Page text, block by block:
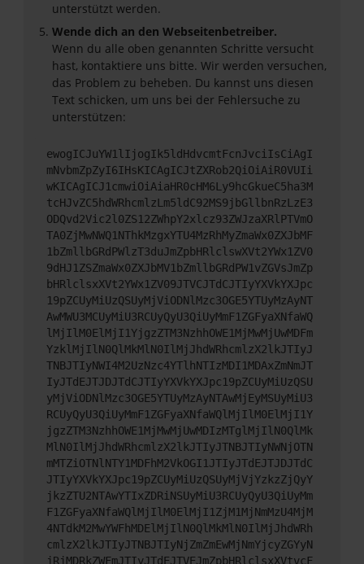
unterstützt werden.
Wende dich an den Webseitenbetreiber.
Wenn du alle oben genannten Schritte versucht
hast, kontaktiere uns bitte. Wir werden versuchen,
das Problem zu beheben. Du kannst uns diesen
Text schicken, um uns bei der Fehlersuche zu
unterstützen:
ewogICJuYW1lIjogIk5ldHdvcmtFcnJvciIsCiAgI
mNvbmZpZyI6IHsKICAgICJtZXRob2QiOiAiR0VUIi
wKICAgICJ1cmwiOiAiaHR0cHM6Ly9hcGkueC5ha3M
tcHJvZC5hdWRhcmlzLm5ldC92MS9jbGllbnRzLzE3
ODQvd2Vic2l0ZS12ZWhpY2xlcz93ZWJzaXRlPTVmO
TA0ZjMwNWQ1NThkMzgxYTU4MzRhMyZmaWx0ZXJbMF
1bZmllbGRdPWlzT3duJmZpbHRlclswXVt2YWx1ZV0
9dHJ1ZSZmaWx0ZXJbMV1bZmllbGRdPW1vZGVsJmZp
bHRlclsxXVt2YWx1ZV09JTVCJTdCJTIyYXVkYXJpc
19pZCUyMiUzQSUyMjViODNlMzc3OGE5YTUyMzAyNT
AwMWU3MCUyMiU3RCUyQyU3QiUyMmF1ZGFyaXNfaWQ
lMjIlM0ElMjI1YjgzZTM3NzhhOWE1MjMwMjUwMDFm
YzklMjIlN0QlMkMlN0IlMjJhdWRhcmlzX2lkJTIyJ
TNBJTIyNWI4M2UzNzc4YTlhNTIzMDI1MDAxZmNmJT
IyJTdEJTJDJTdCJTIyYXVkYXJpc19pZCUyMiUzQSU
yMjViODNlMzc3OGE5YTUyMzAyNTAwMjEyMSUyMiU3
RCUyQyU3QiUyMmF1ZGFyaXNfaWQlMjIlM0ElMjI1Y
jgzZTM3NzhhOWE1MjMwMjUwMDIzMTglMjIlN0QlMk
MlN0IlMjJhdWRhcmlzX2lkJTIyJTNBJTIyNWNjOTN
mMTZiOTNlNTY1MDFhM2VkOGI1JTIyJTdEJTJDJTdC
JTIyYXVkYXJpc19pZCUyMiUzQSUyMjVjYzkzZjQyY
jkzZTU2NTAwYTIxZDRiNSUyMiU3RCUyQyU3QiUyMm
F1ZGFyaXNfaWQlMjIlM0ElMjI1ZjM1MjNmMzU4MjM
4NTdkM2MwYWFhMDElMjIlN0QlMkMlN0IlMjJhdWRh
cmlzX2lkJTIyJTNBJTIyNjZmZmEwMjNmYjcyZGYyN
jRjMDRkZWFmJTIyJTdEJTVEJmZpbHRlclsxXVtvcF